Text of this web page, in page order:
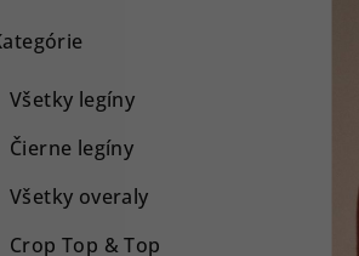
Všetky legíny
Čierne legíny
Všetky overaly
Crop Top & Top